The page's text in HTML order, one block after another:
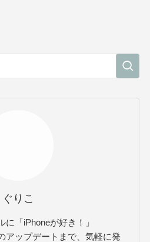
ぐりこ
「iPhoneが好き！」
アップデートまで、気軽に発